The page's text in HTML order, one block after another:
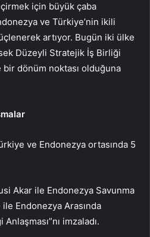
için büyük çaba
ve Türkiye’nin ikili
artıyor. Bugün iki ülke
Düzeyli Stratejik İş Birliği
dönüm noktası olduğuna
ve Endonezya ortasında 5
Akar ile Endonezya Savunma
Endonezya Arasında
imzaladı.